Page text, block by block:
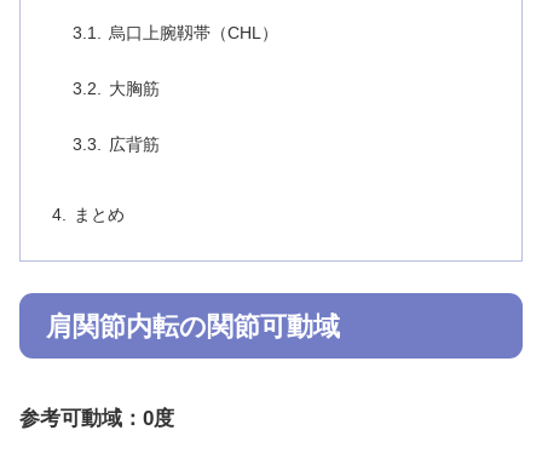
烏口上腕靱帯（CHL）
大胸筋
広背筋
まとめ
肩関節内転の関節可動域
参考可動域：0度